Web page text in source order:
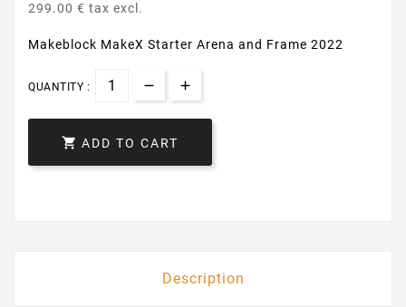
299.00 € tax excl.
Makeblock MakeX Starter Arena and Frame 2022
QUANTITY :
 ADD TO CART
Description